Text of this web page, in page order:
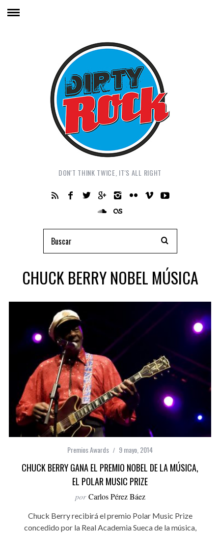
DON'T THINK TWICE, IT'S ALL RIGHT
CHUCK BERRY NOBEL MÚSICA
Premios Awards 9 mayo, 2014
CHUCK BERRY GANA EL PREMIO NOBEL DE LA MÚSICA,
EL POLAR MUSIC PRIZE
por Carlos Pérez Báez
Chuck Berry recibirá el premio Polar Music Prize
concedido por la Real Academia Sueca de la música,